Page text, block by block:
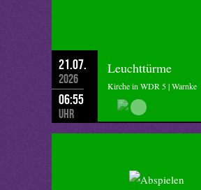
21.07.
2026
06:55
Uhr
Leuchttürme
Kirche in WDR 5 | Warnke